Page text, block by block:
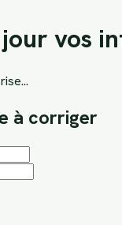
vos
à corriger